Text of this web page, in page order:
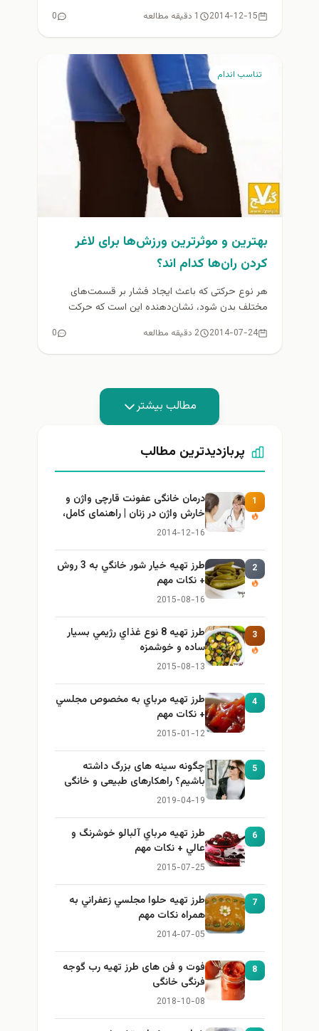
2014-12-15 1 دقیقه مطالعه 0
تناسب اندام
بهترین و موثرترين ورزش‌ها برای لاغر
کردن ران‌ها كدام اند؟
هر نوع حرکتی که باعث ایجاد فشار بر قسمت‌های
مختلف بدن شود، نشان‌دهنده این است که حرکت
2014-07-24 2 دقیقه مطالعه 0
مطالب بیشتر
پربازدیدترین مطالب
1
درمان خانگی عفونت قارچی واژن و
خارش واژن در زنان | راهنمای کامل،
ایمن و کاربردی
2014-12-16
2
طرز تهيه خیار شور خانگي به 3 روش
+ نكات مهم
2015-08-16
3
طرز تهيه 8 نوع غذاي رژيمي بسيار
ساده و خوشمزه
2015-08-13
4
طرز تهيه مرباي به مخصوص مجلسي
+ نكات مهم
2015-01-12
5
چگونه سینه های بزرگ داشته
باشیم؟ راهکارهای طبیعی و خانگی
برای بزرگ کردن سینه
2019-04-19
6
طرز تهيه مرباي آلبالو خوشرنگ و
عالي + نكات مهم
2015-07-25
7
طرز تهيه حلوا مجلسي زعفراني به
همراه نكات مهم
2014-07-05
8
فوت و فن های طرز تهیه رب گوجه
فرنگی خانگی
2018-10-08